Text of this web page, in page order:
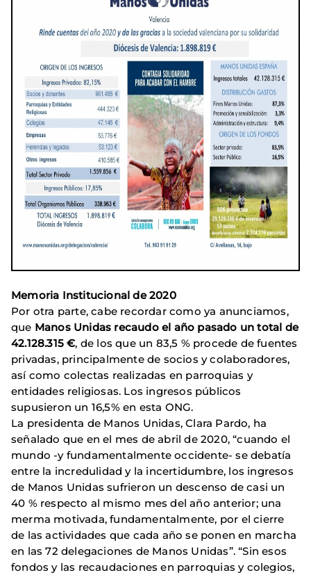
Memoria Institucional de 2020
Por otra parte, cabe recordar como ya anunciamos,
que Manos Unidas recaudo el año pasado un total de
42.128.315 €, de los que un 83,5 % procede de fuentes
privadas, principalmente de socios y colaboradores,
así como colectas realizadas en parroquias y
entidades religiosas. Los ingresos públicos
supusieron un 16,5% en esta ONG.
La presidenta de Manos Unidas, Clara Pardo, ha
señalado que en el mes de abril de 2020, “cuando el
mundo -y fundamentalmente occidente- se debatía
entre la incredulidad y la incertidumbre, los ingresos
de Manos Unidas sufrieron un descenso de casi un
40 % respecto al mismo mes del año anterior; una
merma motivada, fundamentalmente, por el cierre
de las actividades que cada año se ponen en marcha
en las 72 delegaciones de Manos Unidas”. “Sin esos
fondos y las recaudaciones en parroquias y colegios,